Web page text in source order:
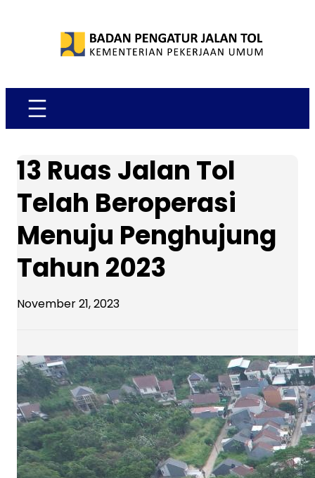
13 Ruas Jalan Tol
Telah Beroperasi
Menuju Penghujung
Tahun 2023
November 21, 2023